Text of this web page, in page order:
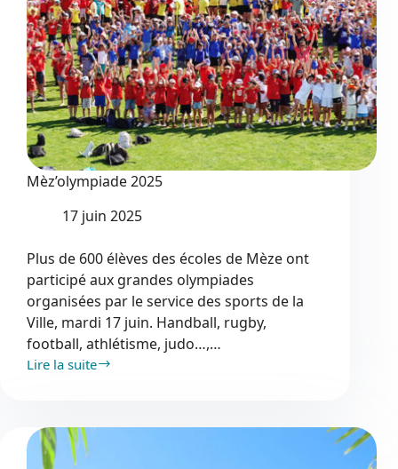
Mèz’olympiade 2025
17 juin 2025
Plus de 600 élèves des écoles de Mèze ont
participé aux grandes olympiades
organisées par le service des sports de la
Ville, mardi 17 juin. Handball, rugby,
football, athlétisme, judo…,…
Lire la suite
Mèz’olympiade